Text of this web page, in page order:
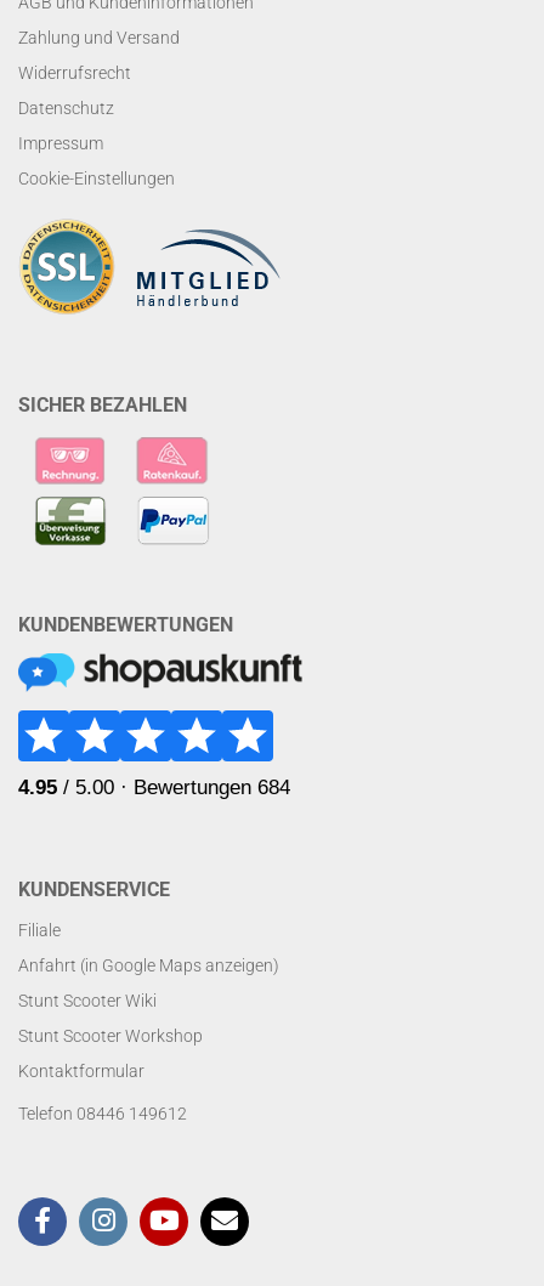
Zahlung und Versand
Widerrufsrecht
Datenschutz
Impressum
Cookie-Einstellungen
SICHER BEZAHLEN
KUNDENBEWERTUNGEN
KUNDENSERVICE
Filiale
Anfahrt (in Google Maps anzeigen)
Stunt Scooter Wiki
Stunt Scooter Workshop
Kontaktformular
Telefon 08446 149612